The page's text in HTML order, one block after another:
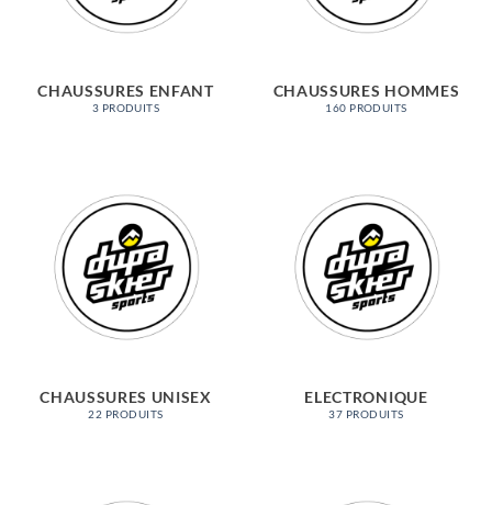
CHAUSSURES ENFANT
3 PRODUITS
CHAUSSURES HOMMES
160 PRODUITS
CHAUSSURES UNISEX
22 PRODUITS
ELECTRONIQUE
37 PRODUITS